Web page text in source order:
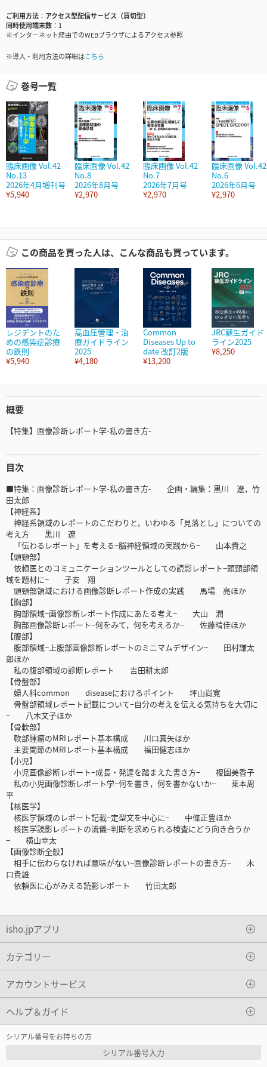
ご利用方法
アクセス型配信サービス（買切型）
同時使用端末数
1
※インターネット経由でのWEBブラウザによるアクセス参照
※導入・利用方法の詳細はこちら
巻号一覧
臨床画像 Vol.42
No.13
2026年4月増刊号
¥5,940
臨床画像 Vol.42
No.8
2026年8月号
¥2,970
臨床画像 Vol.42
No.7
2026年7月号
¥2,970
臨床画像 Vol.42
No.6
2026年6月号
¥2,970
この商品を買った人は、こんな商品も買っています。
レジデントのた
めの感染症診療
の鉄則
¥5,940
高血圧管理・治
療ガイドライン
2025
¥4,180
Common
Diseases Up to
date 改訂2版
¥13,200
JRC蘇生ガイド
ライン2025
¥8,250
概要
【特集】画像診断レポート学-私の書き方-
目次
■特集：画像診断レポート学-私の書き方- 企画・編集：黒川 遼，竹
田太郎
【神経系】
神経系領域のレポートのこだわりと，いわゆる「見落とし」についての
考え方 黒川 遼
「伝わるレポート」を考える−脳神経領域の実践から− 山本貴之
【頭頸部】
依頼医とのコミュニケーションツールとしての読影レポート−頭頸部領
域を題材に− 子安 翔
頭頸部領域における画像診断レポート作成の実践 馬場 亮ほか
【胸部】
胸部領域−画像診断レポート作成にあたる考え− 大山 潤
胸部画像診断レポート−何をみて，何を考えるか− 佐藤晴佳ほか
【腹部】
腹部領域−上腹部画像診断レポートのミニマムデザイン− 田村謙太
郎ほか
私の腹部領域の診断レポート 吉田耕太郎
【骨盤部】
婦人科common diseaseにおけるポイント 坪山尚寛
骨盤部領域レポート記載について−自分の考えを伝える気持ちを大切に
− 八木文子ほか
【骨軟部】
軟部腫瘤のMRIレポート基本構成 川口真矢ほか
主要関節のMRIレポート基本構成 福田健志ほか
【小児】
小児画像診断レポート−成長・発達を踏まえた書き方− 榎園美香子
私の小児画像診断レポート学−何を書き，何を書かないか− 乗本周
平
【核医学】
核医学領域のレポート記載−定型文を中心に− 中條正豊ほか
核医学読影レポートの流儀−判断を求められる検査にどう向き合うか
− 横山幸太
【画像診断全般】
相手に伝わらなければ意味がない−画像診断レポートの書き方− 木
口貴雄
依頼医に心がみえる読影レポート 竹田太郎
isho.jpアプリ
カテゴリー
アカウントサービス
ヘルプ＆ガイド
シリアル番号をお持ちの方
シリアル番号入力